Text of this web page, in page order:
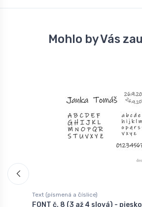
Mohlo by Vás
Text (písmená a číslice)
FONT č. 8 (3 až 4 slová) -